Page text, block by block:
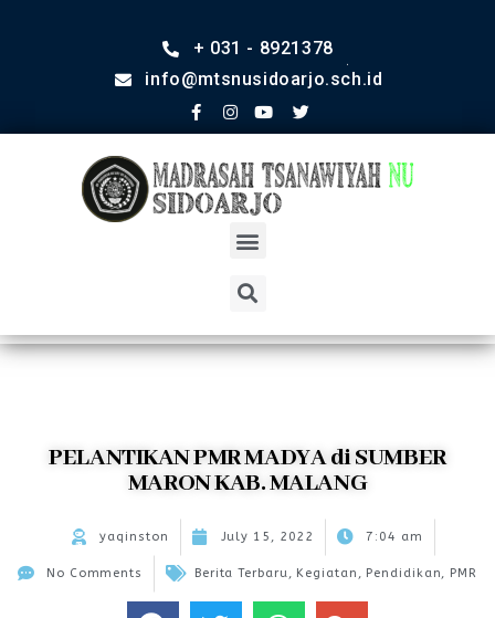
+ 031 - 8921378
info@mtsnusidoarjo.sch.id
PELANTIKAN PMR MADYA di SUMBER
MARON KAB. MALANG
yaqinston July 15, 2022 7:04 am
No Comments Berita Terbaru, Kegiatan , Pendidikan, PMR